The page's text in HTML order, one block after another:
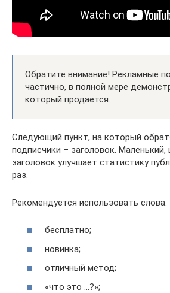
Обратите внимание! Рекламные
частично, в полной мере
который продается.
Следующий пункт, на который
подписчики – заголовок.
заголовок улучшает статистику
раз.
Рекомендуется использовать слова:
бесплатно;
новинка;
отличный метод;
«что это …?»;